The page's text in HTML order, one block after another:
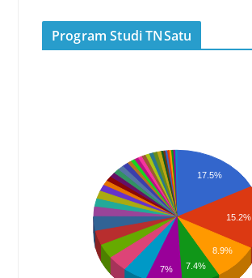
Program Studi TNSatu
17.5%
15.2%
8.9%
7.4%
7%